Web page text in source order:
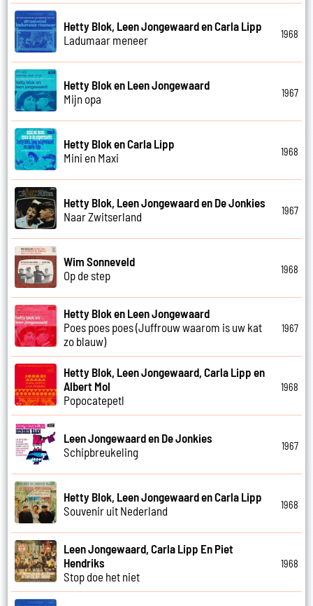
Hetty Blok, Leen Jongewaard en Carla Lipp
Ladumaar meneer
1968
Hetty Blok en Leen Jongewaard
Mijn opa
1967
Hetty Blok en Carla Lipp
Mini en Maxi
1968
Hetty Blok, Leen Jongewaard en De Jonkies
Naar Zwitserland
1967
Wim Sonneveld
Op de step
1968
Hetty Blok en Leen Jongewaard
Poes poes poes (Juffrouw waarom is uw kat
zo blauw)
1967
Hetty Blok, Leen Jongewaard, Carla Lipp en
Albert Mol
Popocatepetl
1968
Leen Jongewaard en De Jonkies
Schipbreukeling
1967
Hetty Blok, Leen Jongewaard en Carla Lipp
Souvenir uit Nederland
1968
Leen Jongewaard, Carla Lipp En Piet
Hendriks
Stop doe het niet
1968